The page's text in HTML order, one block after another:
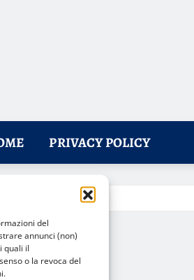
del
annunci (non)
quali il
o la revoca del
PRIVACY POLICY